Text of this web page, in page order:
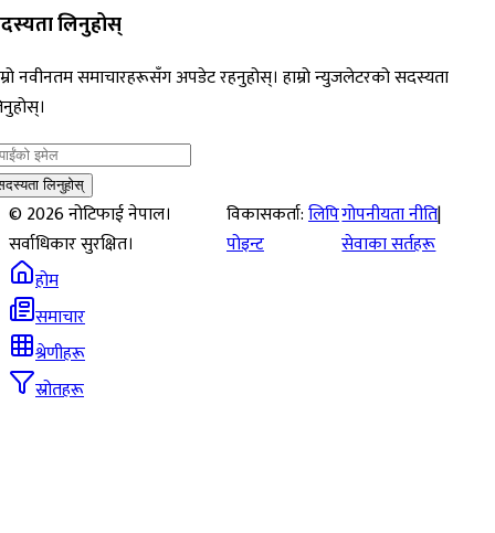
लिनुहोस्
नवीनतम समाचारहरूसँग अपडेट रहनुहोस्। हाम्रो न्युजलेटरको सदस्यता
लिनुहोस्
©2026नोटिफाई नेपाल।
सर्वाधिकार सुरक्षित।
विकासकर्ता:लिपि
पोइन्ट
गोपनीयता नीति|
सेवाका सर्तहरू
होम
समाचार
श्रेणीहरू
स्रोतहरू